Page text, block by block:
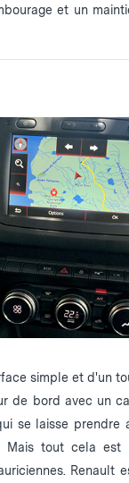
et un
simple et d'un
de bord avec un
se laisse prendre
Mais tout cela est
Renault